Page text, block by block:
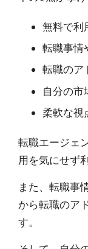
無料で利
転職事情
転職のア
自分の市
柔軟な視
転職エージェ
用を気にせず
また、転職事
から転職のア
す。